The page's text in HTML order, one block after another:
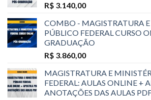
R$ 3.140,00
COMBO - MAGISTRATURA
PÚBLICO FEDERAL CURSO
GRADUAÇÃO
R$ 3.860,00
MAGISTRATURA E
FEDERAL: AULAS ONLINE +
ANOTAÇÕES DAS AULAS